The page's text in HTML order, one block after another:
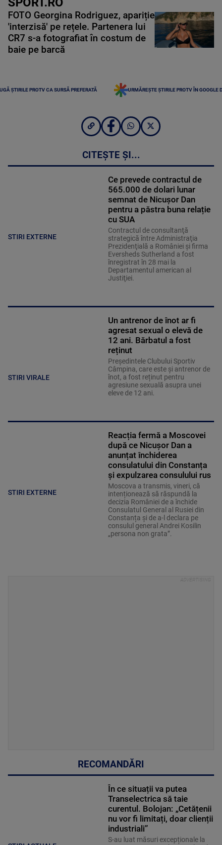
FOTO Georgina Rodriguez, apariție
'interzisă' pe rețele. Partenera lui
CR7 s-a fotografiat în costum de
baie pe barcă
ȘTIRILE PROTV CA SURSĂ PREFERATĂ URMĂREȘTE ȘTIRILE PROTV ÎN GOOGLE
CITEȘTE ȘI...
STIRI EXTERNE
Ce prevede contractul de
565.000 de dolari lunar
semnat de Nicușor Dan
pentru a păstra buna relație
cu SUA
Contractul de consultanţă
strategică între Administraţia
Prezidenţială a României şi firma
Eversheds Sutherland a fost
înregistrat în 28 mai la
Departamentul american al
Justiţiei.
STIRI VIRALE
Un antrenor de înot ar fi
agresat sexual o elevă de
12 ani. Bărbatul a fost
reținut
Președintele Clubului Sportiv
Câmpina, care este și antrenor de
înot, a fost reținut pentru
agresiune sexuală asupra unei
eleve de 12 ani.
STIRI EXTERNE
Reacția fermă a Moscovei
după ce Nicușor Dan a
anunțat închiderea
consulatului din Constanța
și expulzarea consulului rus
Moscova a transmis, vineri, că
intenționează să răspundă la
decizia României de a închide
Consulatul General al Rusiei din
Constanța și de a-l declara pe
consulul general Andrei Kosilin
„persona non grata”.
RECOMANDĂRI
În ce situații va putea
Transelectrica să taie
curentul. Bolojan: „Cetățenii
nu vor fi limitați, doar clienții
industriali”
S-au luat măsuri excepționale la